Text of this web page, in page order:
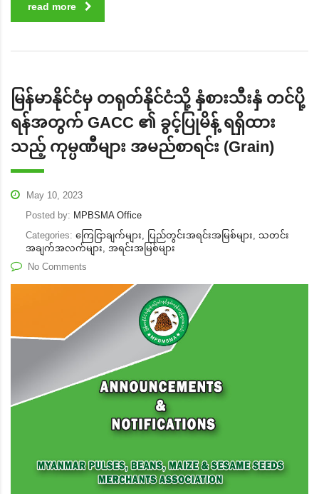
read more
မြန်မာနိုင်ငံမှ တရုတ်နိုင်ငံသို့ နှံစားသီးနှံ တင်ပို့
ရန်အတွက် GACC ၏ ခွင့်ပြုမိန့် ရရှိထား
သည့် ကုမ္ပဏီများ အမည်စာရင်း (Grain)
May 10, 2023
Posted by: MPBSMA Office
Categories: ကြေငြာချက်များ, ပြည်တွင်းအရင်းအမြစ်များ, သတင်း
အချက်အလက်များ, အရင်းအမြစ်များ
No Comments